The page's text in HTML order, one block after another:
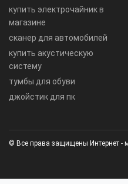
купить электрочайник в
магазине
сканер для автомобилей
купить акустическую
систему
тумбы для обуви
джойстик для пк
© Все права защищены Интернет -